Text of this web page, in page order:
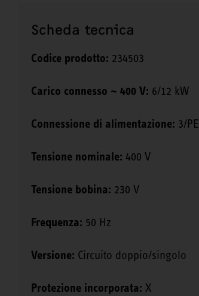
Scheda tecnica
Codice prodotto: 234503
Carico connesso ~ 400 V: 6/12 kW
Connessione di alimentazione: 3/PE
Tensione nominale: 400 V
Tensione bobina: 230 V
Frequenza: 50 Hz
Versione: Circuito doppio/singolo
Protezione incorporata: X